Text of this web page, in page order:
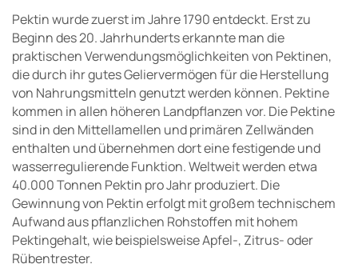
Pektin wurde zuerst im Jahre 1790 entdeckt. Erst zu
Beginn des 20. Jahrhunderts erkannte man die
praktischen Verwendungsmöglichkeiten von Pektinen,
die durch ihr gutes Geliervermögen für die Herstellung
von Nahrungsmitteln genutzt werden können. Pektine
kommen in allen höheren Landpflanzen vor. Die Pektine
sind in den Mittellamellen und primären Zellwänden
enthalten und übernehmen dort eine festigende und
wasserregulierende Funktion. Weltweit werden etwa
40.000 Tonnen Pektin pro Jahr produziert. Die
Gewinnung von Pektin erfolgt mit großem technischem
Aufwand aus pflanzlichen Rohstoffen mit hohem
Pektingehalt, wie beispielsweise Apfel-, Zitrus- oder
Rübentrester.